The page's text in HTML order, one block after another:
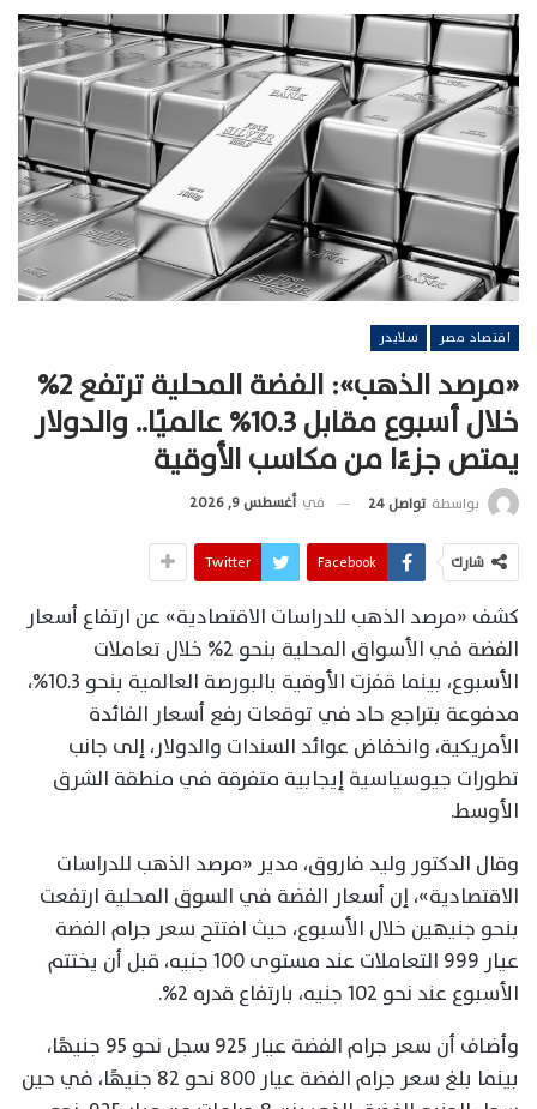
اقتصاد مصر سلايدر
«مرصد الذهب»: الفضة المحلية ترتفع 2%
خلال أسبوع مقابل 10.3% عالميًا.. والدولار
يمتص جزءًا من مكاسب الأوقية
بواسطة تواصل 24 في أغسطس 9, 2026
شارك Facebook
Twitter
كشف «مرصد الذهب للدراسات الاقتصادية» عن ارتفاع أسعار
الفضة في الأسواق المحلية بنحو 2% خلال تعاملات
الأسبوع، بينما قفزت الأوقية بالبورصة العالمية بنحو 10.3%،
مدفوعة بتراجع حاد في توقعات رفع أسعار الفائدة
الأمريكية، وانخفاض عوائد السندات والدولار، إلى جانب
تطورات جيوسياسية إيجابية متفرقة في منطقة الشرق
الأوسط.
وقال الدكتور وليد فاروق، مدير «مرصد الذهب للدراسات
الاقتصادية»، إن أسعار الفضة في السوق المحلية ارتفعت
بنحو جنيهين خلال الأسبوع، حيث افتتح سعر جرام الفضة
عيار 999 التعاملات عند مستوى 100 جنيه، قبل أن يختتم
الأسبوع عند نحو 102 جنيه، بارتفاع قدره 2%.
وأضاف أن سعر جرام الفضة عيار 925 سجل نحو 95 جنيهًا،
بينما بلغ سعر جرام الفضة عيار 800 نحو 82 جنيهًا، في حين